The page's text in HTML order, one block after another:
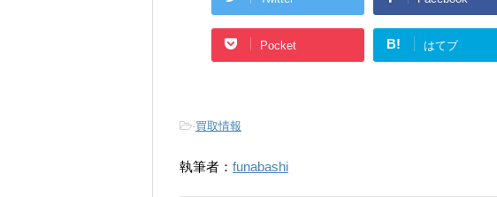
Pocket B! はてブ
-買取情報
執筆者： funabashi